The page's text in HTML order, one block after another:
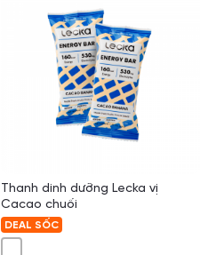
Thanh dinh dưỡng Lecka vị
Cacao chuối
DEAL SỐC